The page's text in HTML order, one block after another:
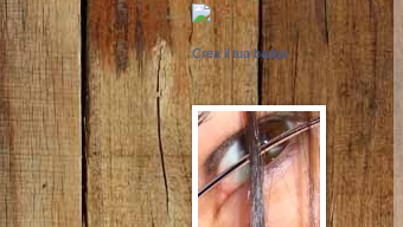
Crea il tuo badge